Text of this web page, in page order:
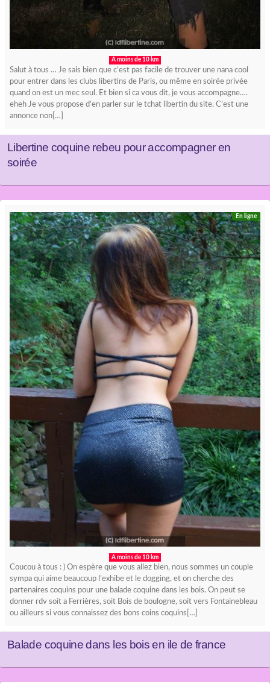
A moins de 10 km
Salut à tous … Je sais bien que c’est pas facile de trouver une nana cool
pour entrer dans les clubs libertins de Paris, ou même en soirée privée
quand on est un mec seul. Et bien si ca vous dit, je vous accompagne….
eheh Je vous propose d’en parler sur le tchat libertin du site. C’est une
annonce non[…]
Libertine coquine rebeu pour accompagner en
soirée
En ligne
A moins de 10 km
Coucou à tous : ) On espère que vous allez bien, nous sommes un couple
sympa qui aime beaucoup l’exhibe et le dogging, et on cherche des
partenaires coquins pour une balade coquine dans les bois. On peut se
donner rdv soit a Ferrières, soit Bois de boulogne, soit vers Fontainebleau
ou ailleurs si vous connaissez des bons coins coquins[…]
Balade coquine dans les bois en ile de france